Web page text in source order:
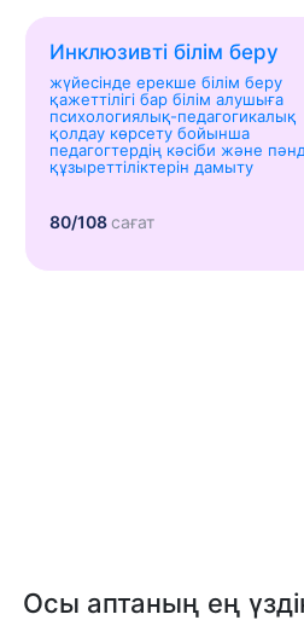
Инклюзивті білім беру
жүйесінде ерекше білім беру
қажеттілігі бар білім алушыға
психологиялық-педагогикалық
қолдау көрсету бойынша
педагогтердің кәсіби және
құзыреттіліктерін дамыту
80/108сағат
Осы аптаның ең